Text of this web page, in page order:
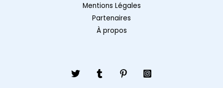
Mentions Légales
Partenaires
À propos